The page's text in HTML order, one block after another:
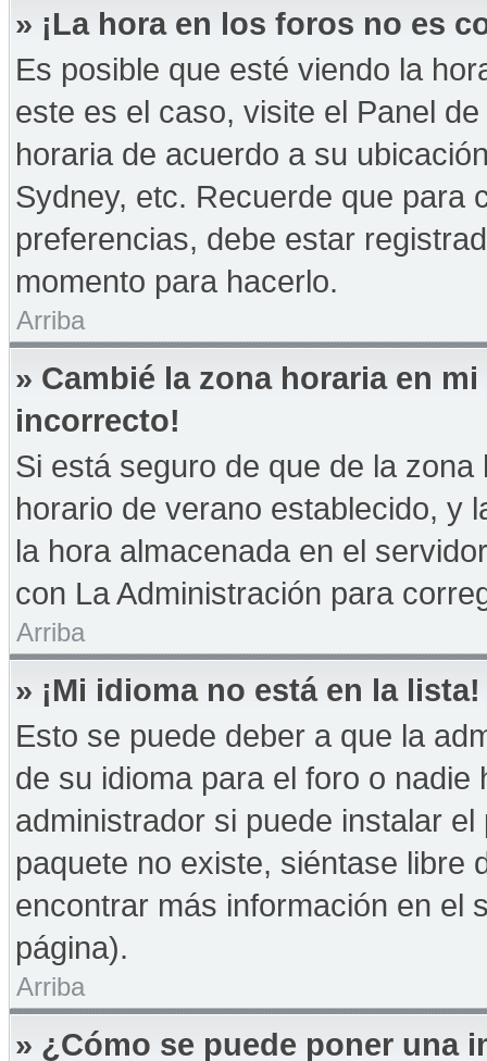
» ¡La hora en los foros no es
Es posible que esté viendo la
este es el caso, visite el Panel
horaria de acuerdo a su
Sydney, etc. Recuerde que para
preferencias, debe estar
momento para hacerlo.
Arriba
» Cambié la zona horaria en
incorrecto!
Si está seguro de que de la
horario de verano establecido, y
la hora almacenada en el
con La Administración para
Arriba
» ¡Mi idioma no está en la lista!
Esto se puede deber a que la
de su idioma para el foro o
administrador si puede instalar
paquete no existe, siéntase libre
encontrar más información en el
página).
Arriba
» ¿Cómo se puede poner una